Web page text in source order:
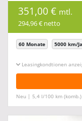
351,00 € mtl.
294,96 € netto
60 Monate 5000 km/
Leasingkonditionen ein-/
Neu | 5,4 l/100 km